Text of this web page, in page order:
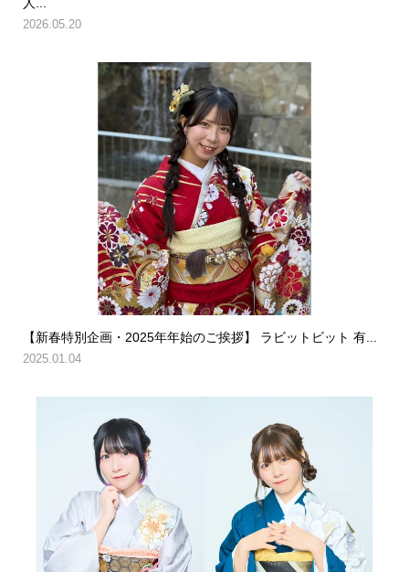
人...
2026.05.20
【新春特別企画・2025年年始のご挨拶】 ラビットビット 有...
2025.01.04